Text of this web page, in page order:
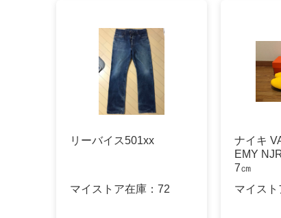
リーバイス501xx
マイストア在庫： 72
ナイキ
EMY
7㎝
マイスト